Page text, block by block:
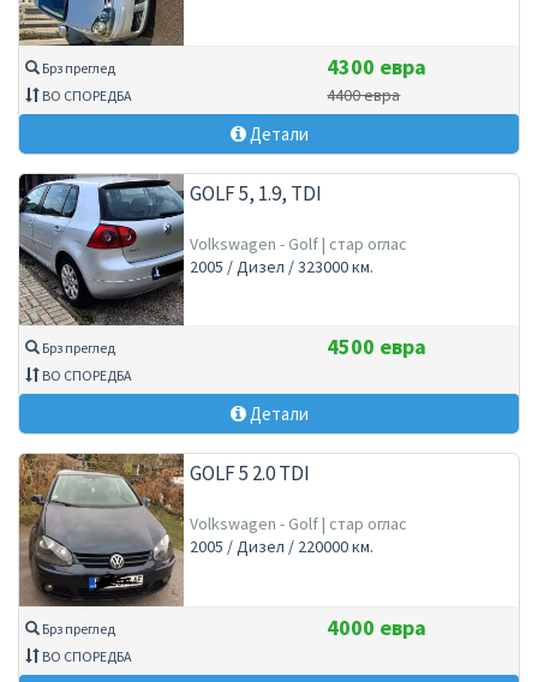
Брз преглед
ВО СПОРЕДБА
4300 евра
4400 евра
Детали
GOLF 5, 1.9, TDI
Volkswagen - Golf | стар оглас
2005 / Дизел / 323000 км.
Брз преглед
ВО СПОРЕДБА
4500 евра
Детали
GOLF 5 2.0 TDI
Volkswagen - Golf | стар оглас
2005 / Дизел / 220000 км.
Брз преглед
ВО СПОРЕДБА
4000 евра